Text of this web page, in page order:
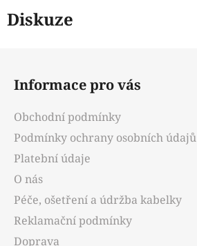
Diskuze
Informace pro vás
Obchodní podmínky
Podmínky ochrany osobních údajů
Platební údaje
O nás
Péče, ošetření a údržba kabelky
Reklamační podmínky
Doprava